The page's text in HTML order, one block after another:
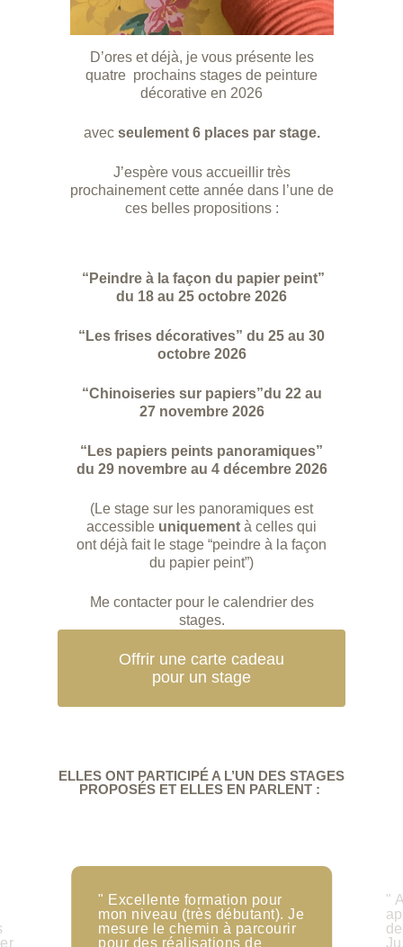
D’ores et déjà, je vous présente les
quatre prochains stages de peinture
décorative en 2026
avec seulement 6 places par stage.
J’espère vous accueillir très
prochainement cette année dans l’une de
ces belles propositions :
“Peindre à la façon du papier peint”
du 18 au 25 octobre 2026
“Les frises décoratives” du 25 au 30
octobre 2026
“Chinoiseries sur papiers”du 22 au
27 novembre 2026
“Les papiers peints panoramiques”
du 29 novembre au 4 décembre 2026
(Le stage sur les panoramiques est
accessible uniquement à celles qui
ont déjà fait le stage “peindre à la façon
du papier peint”)
Me contacter pour le calendrier des
stages.
Offrir une carte cadeau
pour un stage
ELLES ONT PARTICIPÉ A L’UN DES STAGES
PROPOSÉS ET ELLES EN PARLENT :
" Excellente formation pour
mon niveau (très débutant). Je
mesure le chemin à parcourir
pour des réalisations de
"
Prestations
Prestations
Contact